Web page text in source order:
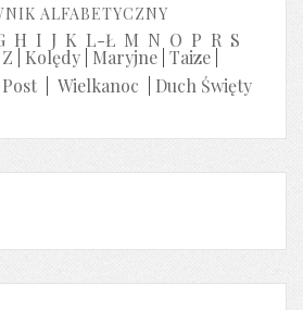
ALFABETYCZNY
H I J K L-Ł M N O P R S
Z Kolędy Maryjne Taize
| Wielkanoc Duch Święty